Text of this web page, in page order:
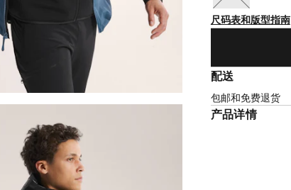
尺码表和版型指南
配送
包邮和免费退货
产品详情